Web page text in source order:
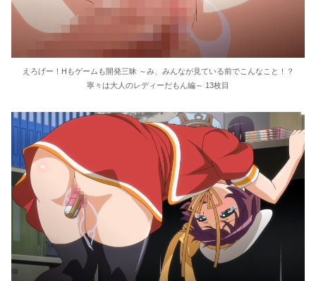
えろげー！Hもゲームも開発三昧 ～み、みんなが見ている前でこんなこと！？
寧々は大人のレディーだもん編～ 13枚目